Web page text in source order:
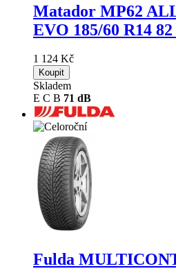
Matador MP62
EVO 185/60 R14
1 124 Kč
Koupit
Skladem
E C B 71 dB
Fulda